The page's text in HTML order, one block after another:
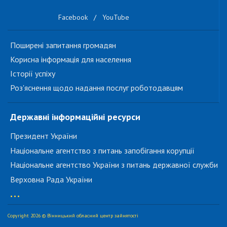
Facebook / YouTube
Поширені запитання громадян
Корисна інформація для населення
Історії успіху
Роз'яснення щодо надання послуг роботодавцям
Державні інформаційні ресурси
Президент України
Національне агентство з питань запобігання корупції
Національне агентство України з питань державної служби
Верховна Рада України
...
Copyright 2026 © Вінницький обласний центр зайнятості